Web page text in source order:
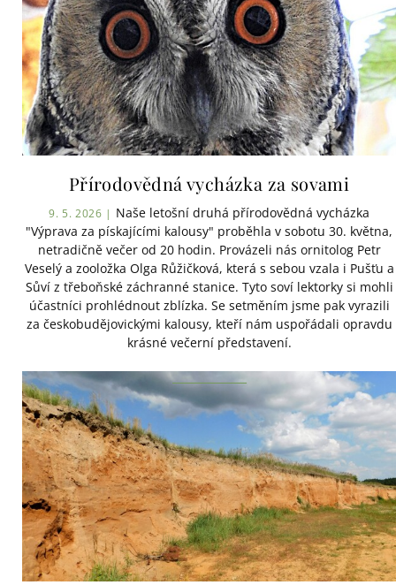
Přírodovědná vycházka za sovami
9. 5. 2026 | Naše letošní druhá přírodovědná vycházka
"Výprava za pískajícími kalousy" proběhla v sobotu 30. května,
netradičně večer od 20 hodin. Provázeli nás ornitolog Petr
Veselý a zooložka Olga Růžičková, která s sebou vzala i Pušťu a
Sůví z třeboňské záchranné stanice. Tyto soví lektorky si mohli
účastníci prohlédnout zblízka. Se setměním jsme pak vyrazili
za českobudějovickými kalousy, kteří nám uspořádali opravdu
krásné večerní představení.